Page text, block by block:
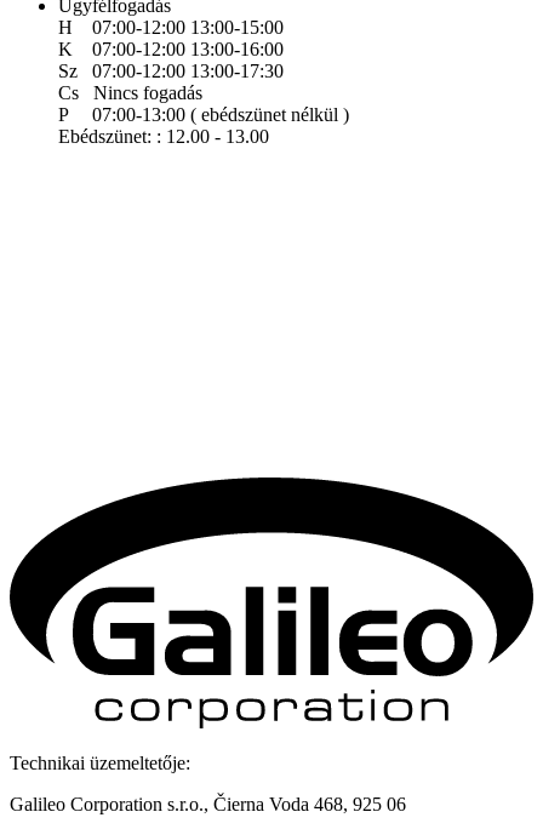
Ügyfélfogadás
H 07:00-12:00 13:00-15:00
K 07:00-12:00 13:00-16:00
Sz 07:00-12:00 13:00-17:30
Cs Nincs fogadás
P 07:00-13:00 ( ebédszünet nélkül )
Ebédszünet: : 12.00 - 13.00
Technikai üzemeltetője:
Galileo Corporation s.r.o., Čierna Voda 468, 925 06